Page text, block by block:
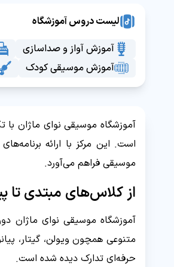
لیست دروس آموزشگاه
آموزش آواز و صداسازی
آموزش موسیقی کودک
آموزشگاه موسیقی نوای ماژان
است. این مرکز با ارائه
موسیقی فراهم می‌آورد.
از کلاس‌های مبتدی تا
آموزشگاه موسیقی نوای ماژان
متنوعی همچون ویولن، گیتار،
حرفه‌ای تدارک دیده شده است.